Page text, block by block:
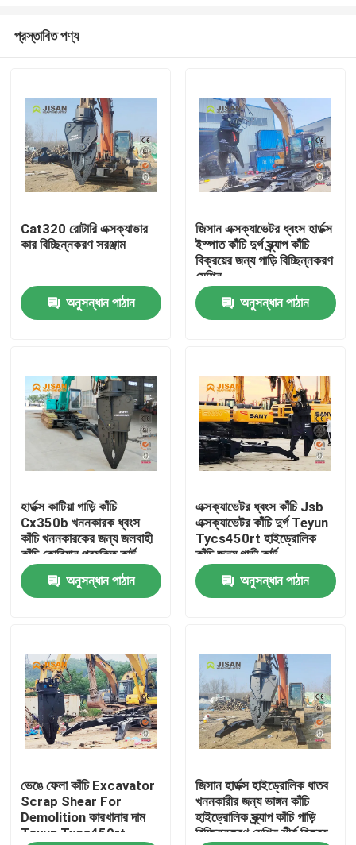
বাড়ি
পণ্য
কারখানা ভ্রমণ
মান নিয়ন্ত্রণ
উদ্ধৃতির জন্য আবেদন
Company News
খনক রাক ব্রেককারী
হাইড্রোলিক রক ব্রেকার
প্রস্তাবিত পণ্য
Cat320 রোটারি এক্সক্যাভার
কার বিচ্ছিন্নকরণ সরঞ্জাম
অনুসন্ধান পাঠান
জিসান এক্সক্যাভেটর ধ্বংস হার্ডক্স
ইস্পাত কাঁচি দুর্গ স্ক্র্যাপ কাঁচি
বিক্রয়ের জন্য গাড়ি বিচ্ছিন্নকরণ
মেশিন
অনুসন্ধান পাঠান
হার্ডক্স কাটিয়া গাড়ি কাঁচি
Cx350b খননকারক ধ্বংস
কাঁচি খননকারকের জন্য জলবাহী
কাঁচি কোরিয়ান প্রযুক্তি কার্ট
অনুসন্ধান পাঠান
এক্সক্যাভেটর ধ্বংস কাঁচি Jsb
এক্সক্যাভেটর কাঁচি দুর্গ Teyun
Tycs450rt হাইড্রোলিক
কাঁচি জন্য গাড়ী কার্ট
অনুসন্ধান পাঠান
ভেঙে ফেলা কাঁচি Excavator
Scrap Shear For
Demolition কারখানার দাম
Teyun Tycs450rt
জিসান হার্ডক্স হাইড্রোলিক ধাতব
খননকারীর জন্য ভাঙ্গন কাঁচি
হাইড্রোলিক স্ক্র্যাপ কাঁচি গাড়ি
বিচ্ছিন্নকরণ মেশিন শীর্ষ বিক্রয়